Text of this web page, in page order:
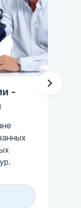
Этапы
Дисплазия шейки
нарушение
предраковому